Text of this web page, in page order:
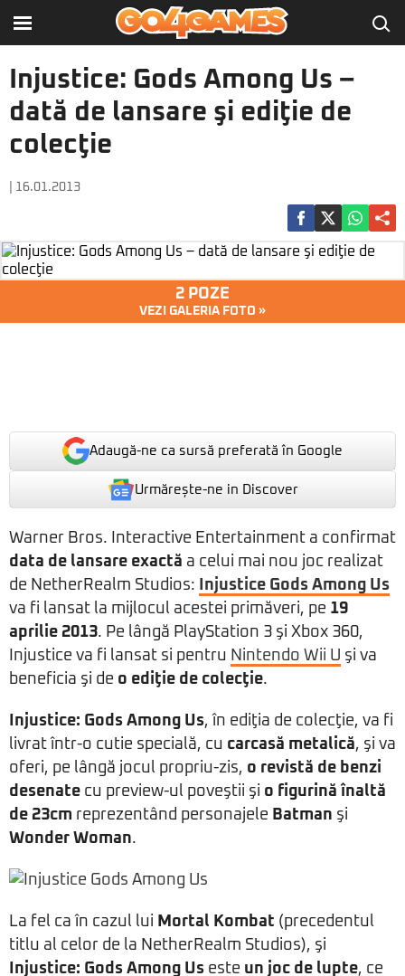
Injustice: Gods Among Us –
dată de lansare şi ediţie de
colecţie
| 16.01.2013
2 POZE
VEZI GALERIA FOTO »
Adaugă-ne ca sursă preferată în Google
Urmărește-ne in Discover
Warner Bros. Interactive Entertainment a confirmat
data de lansare exactă a celui mai nou joc realizat
de NetherRealm Studios:
Injustice Gods Among Us
va fi lansat la mijlocul acestei primăveri, pe 19
aprilie 2013. Pe lângă PlayStation 3 şi Xbox 360,
Injustice va fi lansat si pentru Nintendo Wii U şi va
beneficia şi de o ediţie de colecţie.
Injustice: Gods Among Us, în ediţia de colecţie, va fi
livrat într-o cutie specială, cu carcasă metalică, şi va
oferi, pe lângă jocul propriu-zis, o revistă de benzi
desenate cu preview-ul poveştii şi o figurină înaltă
de 23cm reprezentând personajele Batman şi
Wonder Woman.
La fel ca în cazul lui Mortal Kombat (precedentul
titlu al celor de la NetherRealm Studios), şi
Injustice: Gods Among Us este un joc de lupte, ce